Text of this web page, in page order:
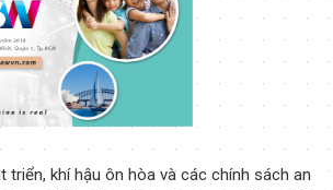
triển, khí hậu ôn hòa và các chính sách an